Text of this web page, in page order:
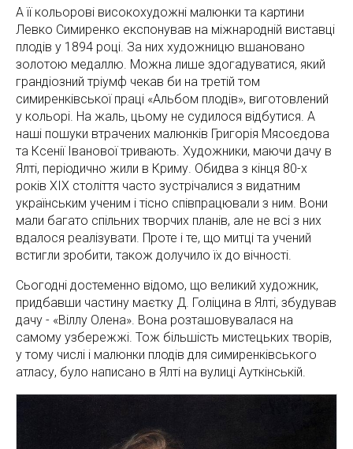
А її кольорові високохудожні малюнки та картини
Левко Симиренко експонував на міжнародній виставці
плодів у 1894 році. За них художницю вшановано
золотою медаллю. Можна лише здогадуватися, який
грандіозний тріумф чекав би на третій том
симиренківської праці «Альбом плодів», виготовлений
у кольорі. На жаль, цьому не судилося відбутися. А
наші пошуки втрачених малюнків Григорія Мясоєдова
та Ксенії Іванової тривають. Художники, маючи дачу в
Ялті, періодично жили в Криму. Обидва з кінця 80-х
років ХІХ століття часто зустрічалися з видатним
українським ученим і тісно співпрацювали з ним. Вони
мали багато спільних творчих планів, але не всі з них
вдалося реалізувати. Проте і те, що митці та учений
встигли зробити, також долучило їх до вічності.
Сьогодні достеменно відомо, що великий художник,
придбавши частину маєтку Д. Голіцина в Ялті, збудував
дачу - «Віллу Олена». Вона розташовувалася на
самому узбережжі. Тож більшість мистецьких творів,
у тому числі і малюнки плодів для симиренківського
атласу, було написано в Ялті на вулиці Ауткінській.